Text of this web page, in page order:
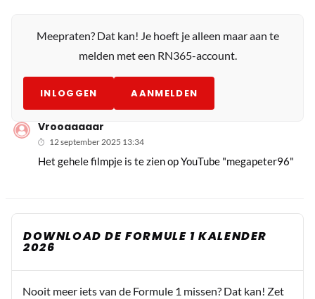
Meepraten? Dat kan! Je hoeft je alleen maar aan te
melden met een RN365-account.
INLOGGEN AANMELDEN
Vrooaaaaar
12 september 2025 13:34
Het gehele filmpje is te zien op YouTube "megapeter96"
DOWNLOAD DE FORMULE 1 KALENDER
2026
Nooit meer iets van de Formule 1 missen? Dat kan! Zet